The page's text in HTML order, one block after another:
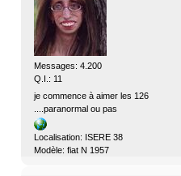
Messages: 4.200
Q.I.: 11
je commence à aimer les 126
....paranormal ou pas
Localisation: ISERE 38
Modèle: fiat N 1957